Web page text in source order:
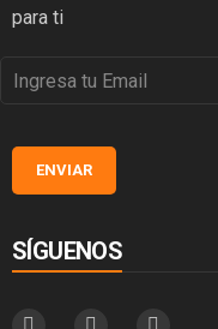
para ti
SÍGUENOS